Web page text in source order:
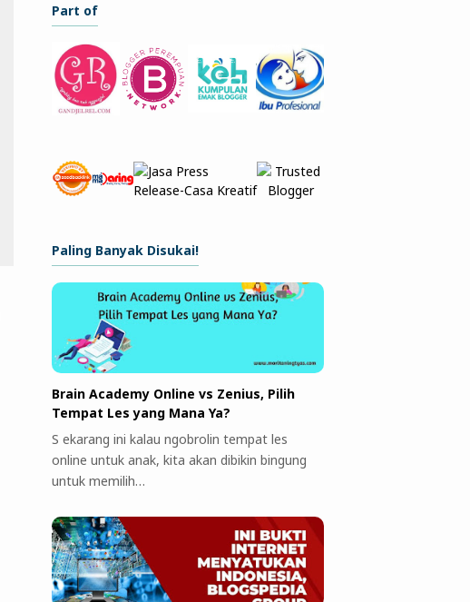
Part of
Paling Banyak Disukai!
Brain Academy Online vs Zenius, Pilih
Tempat Les yang Mana Ya?
S ekarang ini kalau ngobrolin tempat les
online untuk anak, kita akan dibikin bingung
untuk memilih…